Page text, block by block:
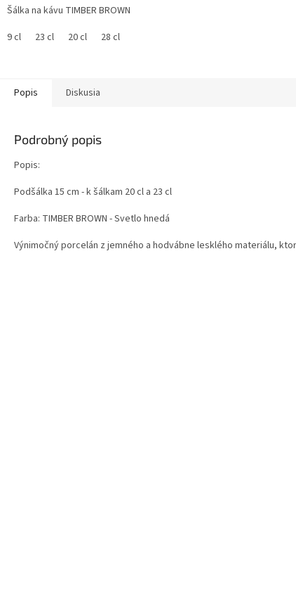
Šálka na kávu TIMBER BROWN
9 cl
23 cl 20 cl 28 cl
Popis Diskusia
Podrobný popis
Popis:
Podšálka 15 cm - k šálkam 20 cl a 23 cl
Farba: TIMBER BROWN - Svetlo hnedá
Výnimočný porcelán z jemného a hodvábne lesklého materiálu,